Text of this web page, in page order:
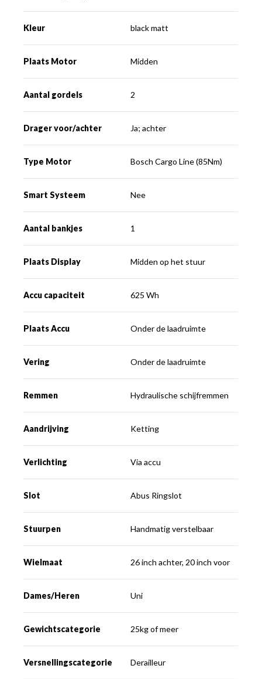
Kleur black matt
Plaats Motor Midden
Aantal gordels 2
Drager voor/achter Ja; achter
Type Motor Bosch Cargo Line (85Nm)
Smart Systeem Nee
Aantal bankjes 1
Plaats Display Midden op het stuur
Accu capaciteit 625 Wh
Plaats Accu Onder de laadruimte
Vering Onder de laadruimte
Remmen Hydraulische schijfremmen
Aandrijving Ketting
Verlichting Via accu
Slot Abus Ringslot
Stuurpen Handmatig verstelbaar
Wielmaat 26 inch achter, 20 inch voor
Dames/Heren Uni
Gewichtscategorie 25kg of meer
Versnellingscategorie Derailleur